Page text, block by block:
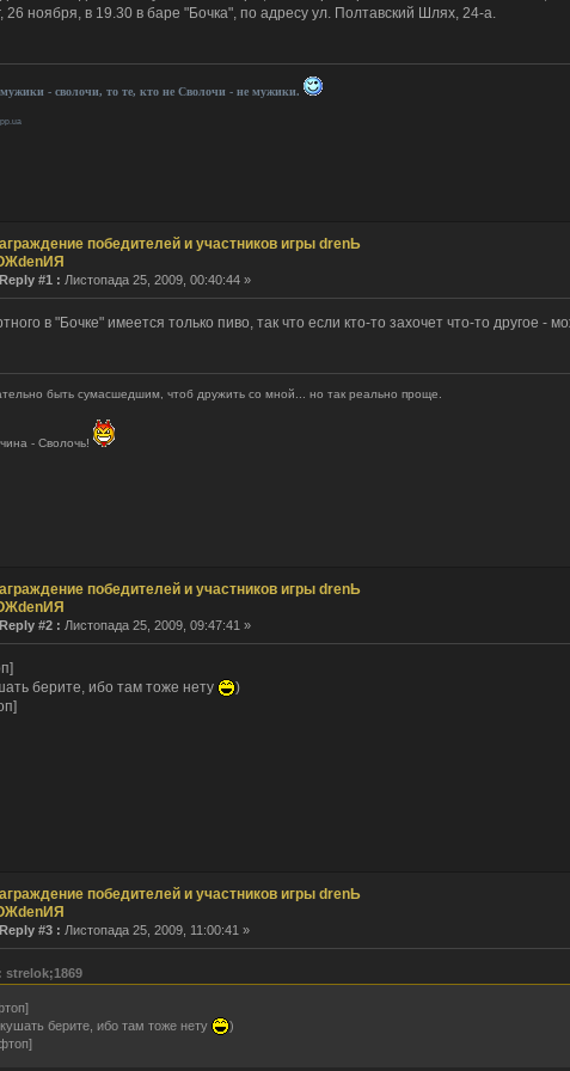
Привет photon
А тут оказывается форма логина поломатая была... Починил. Хрень какая-то.
тишина...
верховный!
поводу, купил новый сертификат.
сила... Тут оказывается еще кто-то бывает.
пароль!
тебя, о верховный!
ведем себя прилично.
vie...
прошло незаметно.
все нет, как то прям печально получается..
26 ноября, в 19.30 в баре "Бочка", по адресу ул. Полтавский Шлях, 24-а.
мужики - сволочи, то те, кто не Сволочи - не мужики.
победителей и участников игры drenЬ
Reply #1 : Листопада 25, 2009, 00:40:44 »
в "Бочке" имеется только пиво, так что если кто-то захочет что-то другое -
быть сумасшедшим, чтоб дружить со мной... но так реально проще.
- Сволочь!
победителей и участников игры drenЬ
Reply #2 : Листопада 25, 2009, 09:47:41 »
берите, ибо там тоже нету
)
победителей и участников игры drenЬ
Reply #3 : Листопада 25, 2009, 11:00:41 »
strelok;1869
берите, ибо там тоже нету
)